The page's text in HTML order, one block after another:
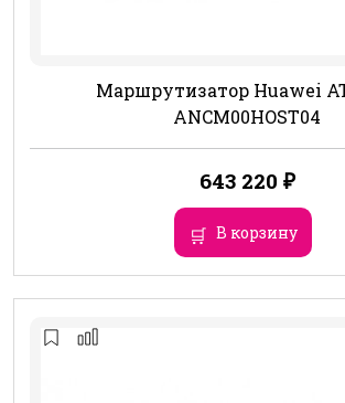
Маршрутизатор Huawei
ANCM00HOST04
643 220 ₽
В корзину